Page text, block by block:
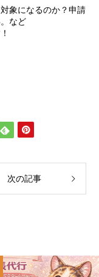
象になるのか？申請
など
次の記事